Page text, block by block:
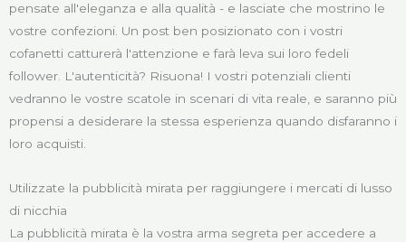
pensate all'eleganza e alla qualità - e lasciate che mostrino le
vostre confezioni. Un post ben posizionato con i vostri
cofanetti catturerà l'attenzione e farà leva sui loro fedeli
follower. L'autenticità? Risuona! I vostri potenziali clienti
vedranno le vostre scatole in scenari di vita reale, e saranno più
propensi a desiderare la stessa esperienza quando disfaranno i
loro acquisti.
Utilizzate la pubblicità mirata per raggiungere i mercati di lusso
di nicchia
La pubblicità mirata è la vostra arma segreta per accedere a